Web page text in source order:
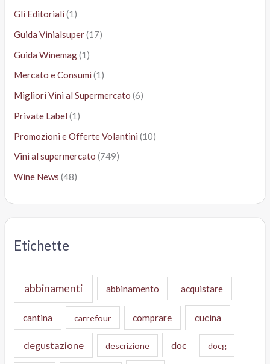
Gli Editoriali (1)
Guida Vinialsuper(17)
Guida Winemag(1)
Mercato e Consumi (1)
Migliori Vini al Supermercato (6)
Private Label (1)
Promozioni e Offerte Volantini (10)
Vini al supermercato (749)
Wine News (48)
Etichette
abbinamenti abbinamento acquistare
cantina carrefour comprare cucina
degustazione descrizione doc docg